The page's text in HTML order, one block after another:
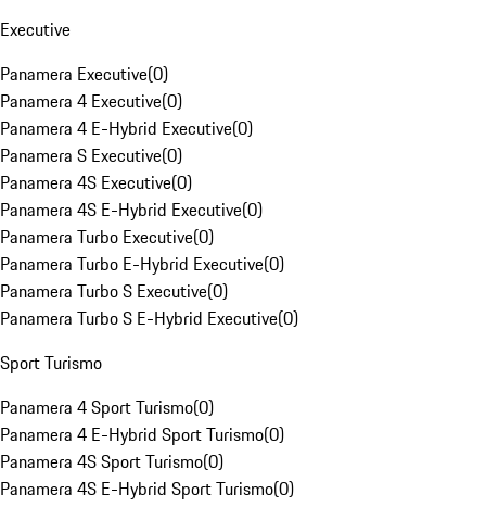
Executive
Panamera Executive(0)
Panamera 4 Executive(0)
Panamera 4 E-Hybrid Executive(0)
Panamera S Executive(0)
Panamera 4S Executive(0)
Panamera 4S E-Hybrid Executive(0)
Panamera Turbo Executive(0)
Panamera Turbo E-Hybrid Executive(0)
Panamera Turbo S Executive(0)
Panamera Turbo S E-Hybrid Executive(0)
Sport Turismo
Panamera 4 Sport Turismo(0)
Panamera 4 E-Hybrid Sport Turismo(0)
Panamera 4S Sport Turismo(0)
Panamera 4S E-Hybrid Sport Turismo(0)